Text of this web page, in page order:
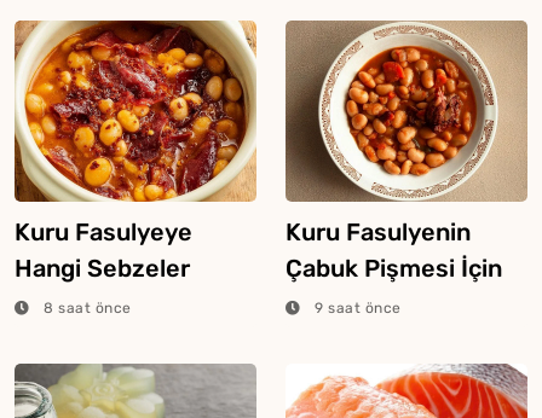
Kuru Fasulyeye
Hangi Sebzeler
Konur?
8 saat önce
Kuru Fasulyenin
Çabuk Pişmesi İçin
Püf Noktaları
9 saat önce